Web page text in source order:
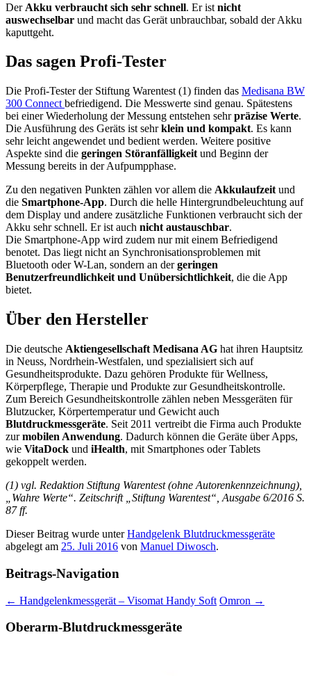
Der Akku verbraucht sich sehr schnell. Er ist nicht
auswechselbar und macht das Gerät unbrauchbar, sobald der Akku
kaputtgeht.
Das sagen Profi-Tester
Die Profi-Tester der Stiftung Warentest (1) finden das Medisana BW
300 Connect befriedigend. Die Messwerte sind genau. Spätestens
bei einer Wiederholung der Messung entstehen sehrpräzise Werte.
Die Ausführung des Geräts ist sehrklein und kompakt. Es kann
sehr leicht angewendet und bedient werden. Weitere positive
Aspekte sind die geringen Störanfälligkeit und Beginn der
Messung bereits in der Aufpumpphase.
Zu den negativen Punkten zählen vor allem die Akkulaufzeit und
die Smartphone-App. Durch die helle Hintergrundbeleuchtung auf
dem Display und andere zusätzliche Funktionen verbraucht sich der
Akku sehr schnell. Er ist auch nicht austauschbar.
Die Smartphone-App wird zudem nur mit einem Befriedigend
benotet. Das liegt nicht an Synchronisationsproblemen mit
Bluetooth oder W-Lan, sondern an dergeringen
Benutzerfreundlichkeit und Unübersichtlichkeit, die die App
bietet.
Über den Hersteller
Die deutsche Aktiengesellschaft Medisana AG hat ihren Hauptsitz
in Neuss, Nordrhein-Westfalen, und spezialisiert sich auf
Gesundheitsprodukte. Dazu gehören Produkte für Wellness,
Körperpflege, Therapie und Produkte zur Gesundheitskontrolle.
Zum Bereich Gesundheitskontrolle zählen neben Messgeräten für
Blutzucker, Körpertemperatur und Gewicht auch
Blutdruckmessgeräte. Seit 2011 vertreibt die Firma auch Produkte
zurmobilen Anwendung. Dadurch können die Geräte über Apps,
wie VitaDock und iHealth, mit Smartphones oder Tablets
gekoppelt werden.
(1) vgl. Redaktion Stiftung Warentest (ohne Autorenkennzeichnung),
„Wahre Werte“. Zeitschrift „Stiftung Warentest“, Ausgabe 6/2016 S.
87 ff.
Dieser Beitrag wurde unterHandgelenk Blutdruckmessgeräte
abgelegt am 25. Juli 2016 von Manuel Diwosch.
Beitrags-Navigation
← Handgelenkmessgerät – Visomat Handy Soft Omron →
Oberarm-Blutdruckmessgeräte